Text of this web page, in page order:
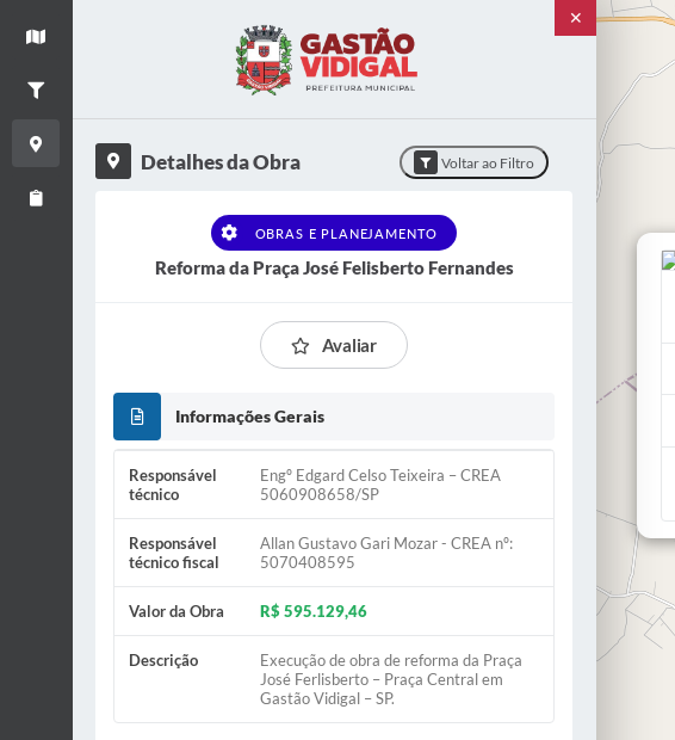
Ver mapa
Filtrar Obras
Detalhes da Obra
Relatório de Obras
✕
Detalhes da Obra Voltar ao Filtro
OBRAS E PLANEJAMENTO
Reforma da Praça José Felisberto Fernandes
Avaliar
Informações Gerais
Responsável
técnico
Engº Edgard Celso Teixeira – CREA
5060908658/SP
Responsável
técnico fiscal
Allan Gustavo Gari Mozar - CREA nº:
5070408595
Valor da Obra R$ 595.129,46
Descrição
Execução de obra de reforma da Praça
José Ferlisberto – Praça Central em
Gastão Vidigal – SP.